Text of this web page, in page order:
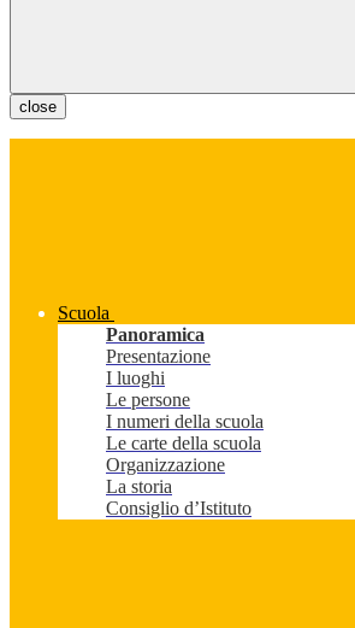
close
Scuola
Panoramica
Presentazione
I luoghi
Le persone
I numeri della scuola
Le carte della scuola
Organizzazione
La storia
Consiglio d’Istituto